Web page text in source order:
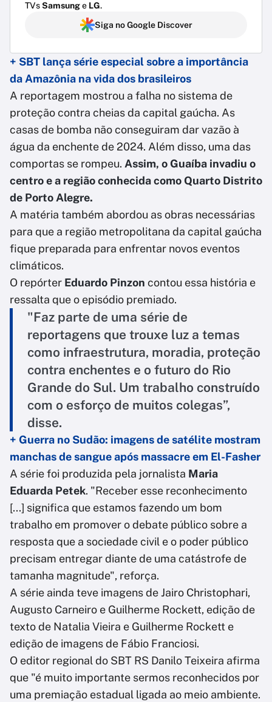
TVsSamsunge LG.
Siga no Google Discover
+ SBT lança série especial sobre a importância
da Amazônia na vida dos brasileiros
A reportagem mostrou a falha no sistema de
proteção contra cheias da capital gaúcha. As
casas de bomba não conseguiram dar vazão à
água da enchente de 2024. Além disso, uma das
comportas se rompeu. Assim, o Guaíba invadiu o
centro e a região conhecida como Quarto Distrito
de Porto Alegre.
A matéria também abordou as obras necessárias
para que a região metropolitana da capital gaúcha
fique preparada para enfrentar novos eventos
climáticos.
O repórter Eduardo Pinzon contou essa história e
ressalta que o episódio premiado.
"Faz parte de uma série de
reportagens que trouxe luz a temas
como infraestrutura, moradia, proteção
contra enchentes e o futuro do Rio
Grande do Sul. Um trabalho construído
com o esforço de muitos colegas”,
disse.
+ Guerra no Sudão: imagens de satélite mostram
manchas de sangue após massacre em El-Fasher
A série foi produzida pela jornalista Maria
Eduarda Petek. "Receber esse reconhecimento
[...] significa que estamos fazendo um bom
trabalho em promover o debate público sobre a
resposta que a sociedade civil e o poder público
precisam entregar diante de uma catástrofe de
tamanha magnitude", reforça.
A série ainda teve imagens de Jairo Christophari,
Augusto Carneiro e Guilherme Rockett, edição de
texto de Natalia Vieira e Guilherme Rockett e
edição de imagens de Fábio Franciosi.
O editor regional do SBT RS Danilo Teixeira afirma
que "é muito importante sermos reconhecidos por
uma premiação estadual ligada ao meio ambiente.